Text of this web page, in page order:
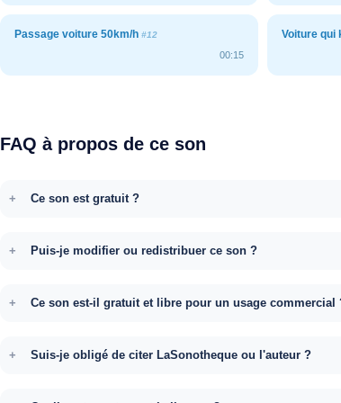
Passage voiture 50km/h #12
00:15
Voiture qui
FAQ à propos de ce son
Ce son est gratuit ?
Puis-je modifier ou redistribuer ce son ?
Ce son est-il gratuit et libre pour un usage commercial
Suis-je obligé de citer LaSonotheque ou l'auteur ?